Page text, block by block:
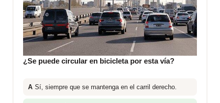
¿Se puede circular en bicicleta por esta vía?
A Sí, siempre que se mantenga en el carril derecho.